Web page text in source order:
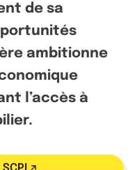
de sa
ambitionne
l’accès à